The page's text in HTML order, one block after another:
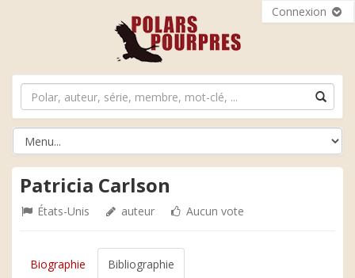
Connexion
Patricia Carlson
États-Unis auteur Aucun vote
Biographie Bibliographie